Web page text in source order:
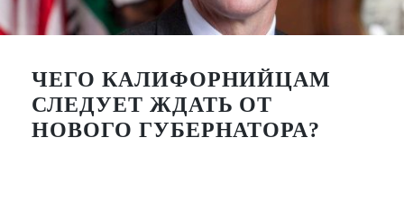
ЧЕГО КАЛИФОРНИЙЦАМ
СЛЕДУЕТ ЖДАТЬ ОТ
НОВОГО ГУБЕРНАТОРА?